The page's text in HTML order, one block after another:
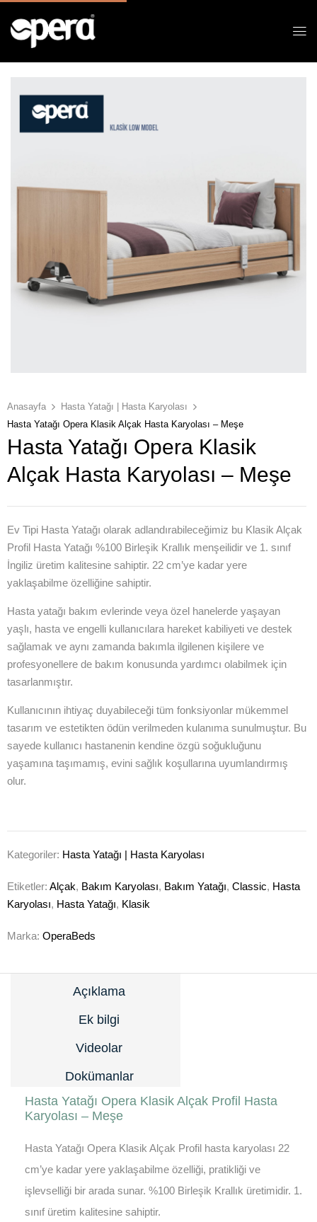
Anasayfa
Hasta Yatağı | Hasta Karyolası
Hasta Yatağı Opera Klasik Alçak Hasta Karyolası – Meşe
Hasta Yatağı Opera Klasik
Alçak Hasta Karyolası – Meşe
Ev Tipi Hasta Yatağı olarak adlandırabileceğimiz bu Klasik Alçak
Profil Hasta Yatağı %100 Birleşik Krallık menşeilidir ve 1. sınıf
İngiliz üretim kalitesine sahiptir. 22 cm’ye kadar yere
yaklaşabilme özelliğine sahiptir.
Hasta yatağı bakım evlerinde veya özel hanelerde yaşayan
yaşlı, hasta ve engelli kullanıcılara hareket kabiliyeti ve destek
sağlamak ve aynı zamanda bakımla ilgilenen kişilere ve
profesyonellere de bakım konusunda yardımcı olabilmek için
tasarlanmıştır.
Kullanıcının ihtiyaç duyabileceği tüm fonksiyonlar mükemmel
tasarım ve estetikten ödün verilmeden kulanıma sunulmuştur. Bu
sayede kullanıcı hastanenin kendine özgü soğukluğunu
yaşamına taşımamış, evini sağlık koşullarına uyumlandırmış
olur.
Kategoriler: Hasta Yatağı | Hasta Karyolası
Etiketler: Alçak, Bakım Karyolası, Bakım Yatağı, Classic, Hasta
Karyolası, Hasta Yatağı, Klasik
Marka: OperaBeds
Açıklama
Ek bilgi
Videolar
Dokümanlar
Hasta Yatağı Opera Klasik Alçak Profil Hasta
Karyolası – Meşe
Hasta Yatağı Opera Klasik Alçak Profil hasta karyolası 22
cm’ye kadar yere yaklaşabilme özelliği, pratikliği ve
işlevselliği bir arada sunar. %100 Birleşik Krallık üretimidir. 1.
sınıf üretim kalitesine sahiptir.